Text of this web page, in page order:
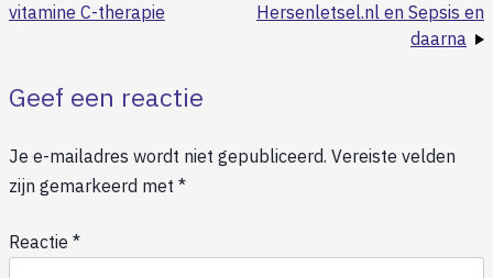
vitamine C-therapie
Hersenletsel.nl en Sepsis en
daarna
Geef een reactie
Je e-mailadres wordt niet gepubliceerd. Vereiste velden
zijn gemarkeerd met *
Reactie *